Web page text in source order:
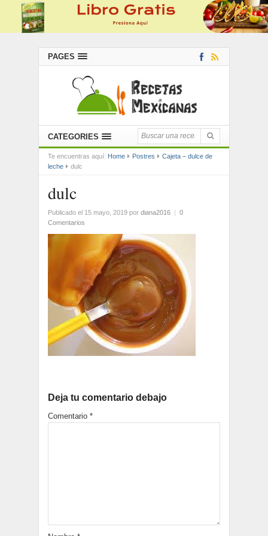
PAGES
CATEGORIES
Te encuentras aquí: Home Postres
Cajeta – dulce de
leche
dulc
dulc
Publicado el 15 mayo, 2019 por diana2016 | 0
Comentarios
Deja tu comentario debajo
Comentario *